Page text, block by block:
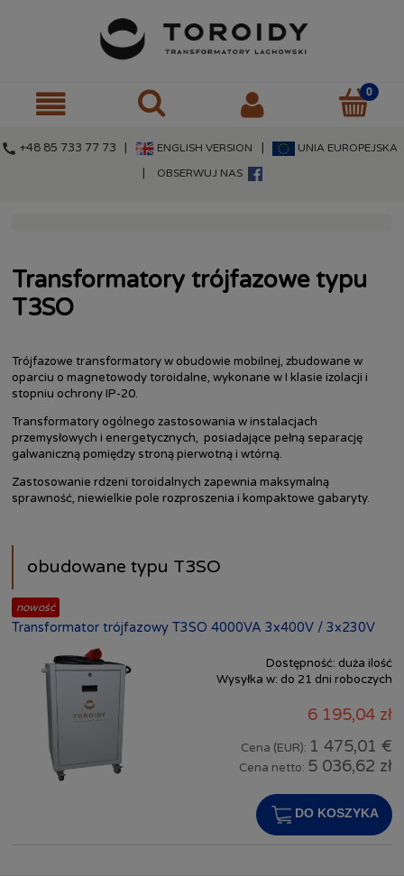
call +48 85 733 77 73 | ENGLISH VERSION UNIA EUROPEJSKA
OBSERWUJ NAS
Transformatory trójfazowe typu
T3SO
Trójfazowe transformatory w obudowie mobilnej, zbudowane w
oparciu o magnetowody toroidalne, wykonane w I klasie izolacji i
stopniu ochrony IP-20.
Transformatory ogólnego zastosowania w instalacjach
przemysłowych i energetycznych, posiadające pełną separację
galwaniczną pomiędzy stroną pierwotną i wtórną.
Zastosowanie rdzeni toroidalnych zapewnia maksymalną
sprawność, niewielkie pole rozproszenia i kompaktowe gabaryty.
obudowane typu T3SO
Transformator trójfazowy T3SO 4000VA 3x400V / 3x230V
Dostępność: duża ilość
Wysyłka w: do 21 dni roboczych
6 195,04 zł
Cena (EUR): 1 475,01 €
Cena netto: 5 036,62 zł
DO KOSZYKA
nowość